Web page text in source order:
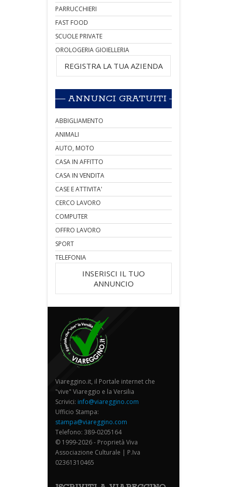
PARRUCCHIERI
FAST FOOD
SCUOLE PRIVATE
OROLOGERIA GIOIELLERIA
REGISTRA LA TUA AZIENDA
ANNUNCI GRATUITI
ABBIGLIAMENTO
ANIMALI
AUTO, MOTO
CASA IN AFFITTO
CASA IN VENDITA
CASE E ATTIVITA'
CERCO LAVORO
COMPUTER
OFFRO LAVORO
SPORT
TELEFONIA
INSERISCI IL TUO
ANNUNCIO
Viareggino.it, il Portale internet che
"vive" Viareggio e la Versilia
Scrivici: info@viareggino.com
Ufficio Stampa:
stampa@viareggino.com
Telefono: 389-0205164
© 1999-2026 - Proprietà Viva
Associazione Culturale | P.Iva
02361310465